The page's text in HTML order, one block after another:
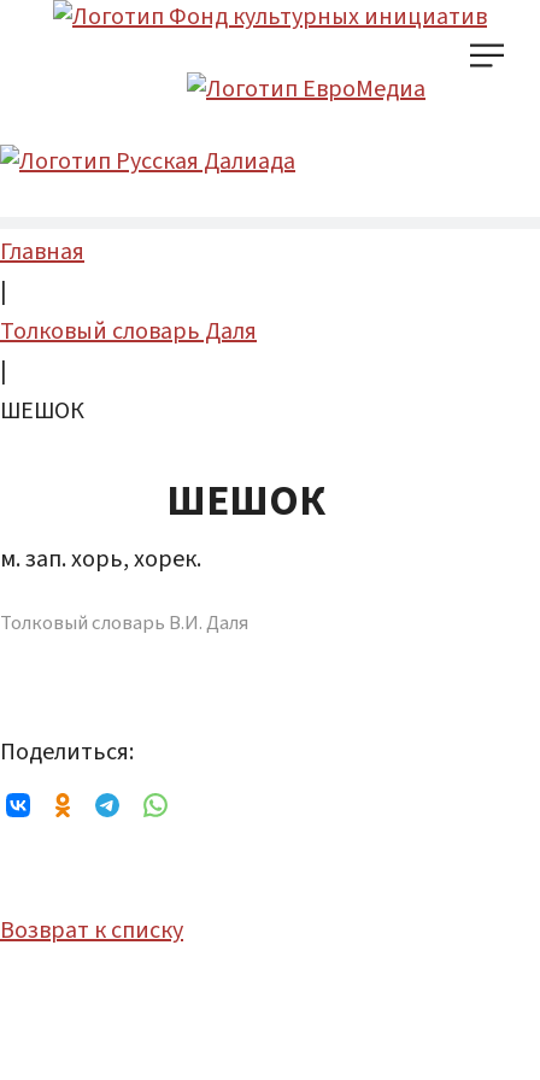
Главная
|
Толковый словарь Даля
|
ШЕШОК
ШЕШОК
м. зап. хорь, хорек.
Толковый словарь В.И. Даля
Поделиться:
Возврат к списку